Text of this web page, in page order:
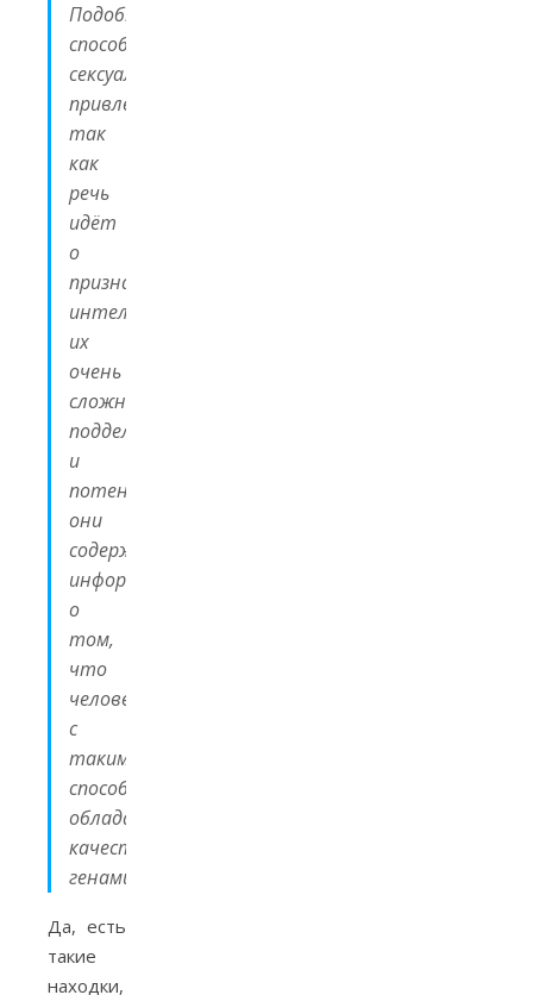
Подобные
способности
сексуально
привлекательны,
так
как
речь
идёт
о
признаках
интеллекта,
их
очень
сложно
подделать,
и
потенциально
они
содержат
информацию
о
том,
что
человек
с
такими
способностями
обладает
качественными
генами
Да, есть
такие
находки,